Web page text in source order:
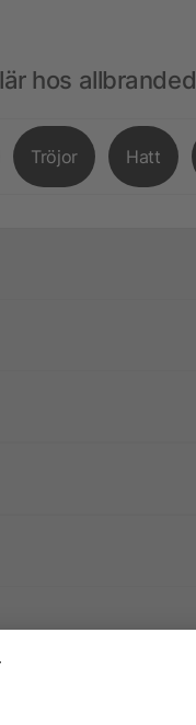
hos allbranded
Tröjor Hatt